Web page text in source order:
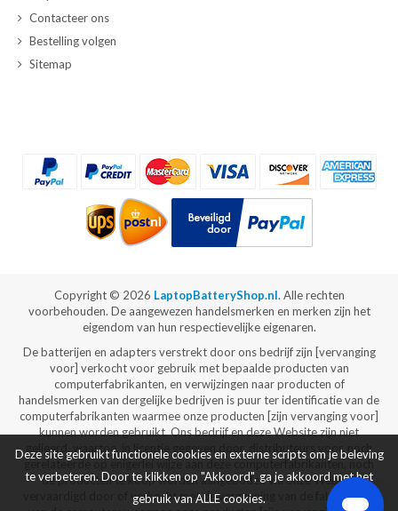
Contacteer ons
Bestelling volgen
Sitemap
Copyright © 2026 LaptopBatteryShop.nl. Alle rechten
voorbehouden. De aangewezen handelsmerken en merken zijn het
eigendom van hun respectievelijke eigenaren.
De batterijen en adapters verstrekt door ons bedrijf zijn [vervanging
voor] verkocht voor gebruik met bepaalde producten van
computerfabrikanten, en verwijzingen naar producten of
handelsmerken van dergelijke bedrijven is puur ter identificatie van de
computerfabrikanten waarmee onze producten [zijn vervanging voor]
kunnen worden gebruikt. Ons bedrijf en deze Website zijn niet
gelieerd, waartoe, in licentie gegeven door, distributeurs voor, noch
gerelateerde op enigerlei wijze aan deze computerfabrikanten, noch
de producten te koop worden aangeboden via onze Website
vervaardigd door of verkocht met de vergunning van de fabrikanten
Deze site gebruikt functionele cookies en externe scripts om je beleving
te verbeteren. Door te klikken op "Akkoord", ga je akkoord met het
gebruik van ALLE cookies.